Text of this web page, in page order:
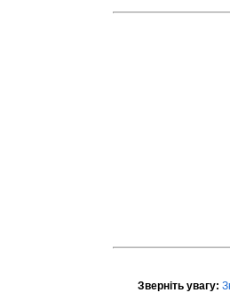
Зверніть увагу: